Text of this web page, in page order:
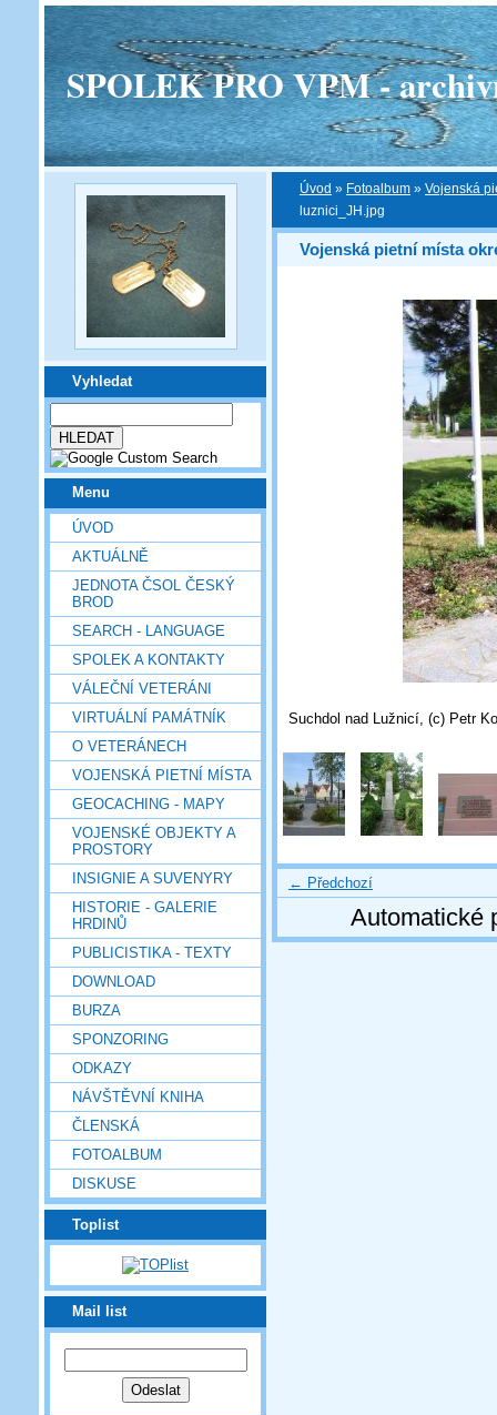
SPOLEK PRO VPM -
Vyhledat
Menu
ÚVOD
AKTUÁLNĚ
JEDNOTA ČSOL ČESKÝ
BROD
SEARCH - LANGUAGE
SPOLEK A KONTAKTY
VÁLEČNÍ VETERÁNI
VIRTUÁLNÍ PAMÁTNÍK
O VETERÁNECH
VOJENSKÁ PIETNÍ MÍSTA
GEOCACHING - MAPY
VOJENSKÉ OBJEKTY A
PROSTORY
INSIGNIE A SUVENYRY
HISTORIE - GALERIE
HRDINŮ
PUBLICISTIKA - TEXTY
DOWNLOAD
BURZA
SPONZORING
ODKAZY
NÁVŠTĚVNÍ KNIHA
ČLENSKÁ
FOTOALBUM
DISKUSE
Toplist
Mail list
Úvod » Fotoalbum » Vojenská
luznici_JH.jpg
Vojenská pietní místa
Suchdol nad Lužnicí, (c) Petr
← Předchozí
Automatické